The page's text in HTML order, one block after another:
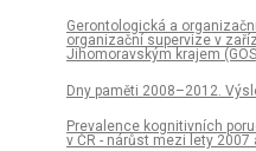
Gerontologická a
organizační supervize v
Jihomoravským krajem
Dny paměti 2008–2012.
Prevalence kognitivních
v ČR - nárůst mezi lety 2007